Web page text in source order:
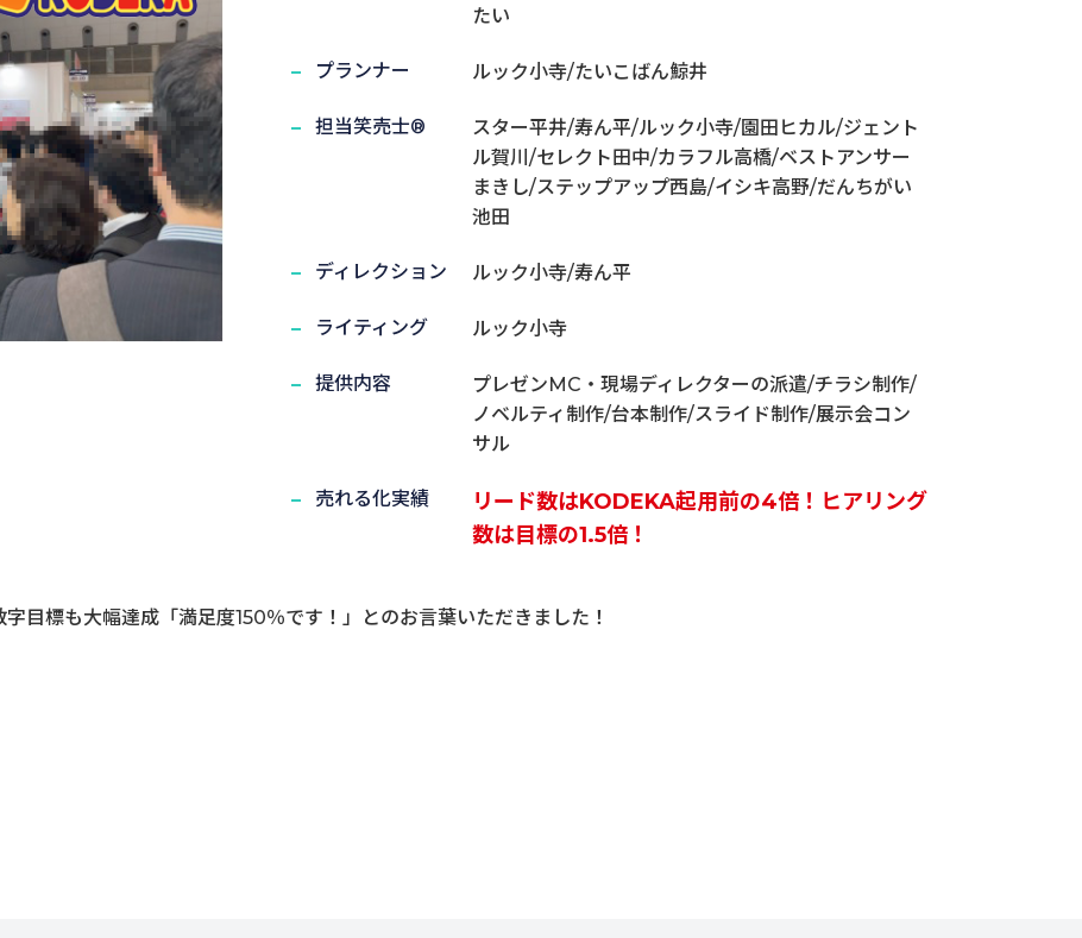
たい
プランナー ルック小寺/たいこばん鯨井
担当笑売士®
スター平井/寿ん平/ルック小寺/園田ヒカル/ジェント
ル賀川/セレクト田中/カラフル高橋/ベストアンサー
まきし/ステップアップ西島/イシキ高野/だんちがい
池田
ディレクション ルック小寺/寿ん平
ライティング ルック小寺
提供内容
プレゼンMC・現場ディレクターの派遣/チラシ制作/
ノベルティ制作/台本制作/スライド制作/展示会コン
サル
売れる化実績
リード数はKODEKA起用前の4倍！ヒアリング
数は目標の1.5倍！
目標も大幅達成「満足度150％です！」とのお言葉いただきました！